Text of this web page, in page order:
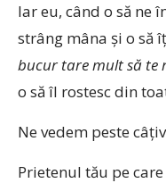
Iar eu, când o să ne
strâng mâna şi o să
bucur tare mult să te
o să îl rostesc din
Ne vedem peste
Prietenul tău pe